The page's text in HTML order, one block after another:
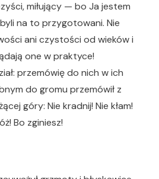
miłujący — bo Ja jestem
byli na to przygotowani. Nie
ani czystości od wieków i
one w praktyce!
przemówię do nich w ich
do gromu przemówił z
góry: Nie kradnij! Nie kłam!
Bo zginiesz!